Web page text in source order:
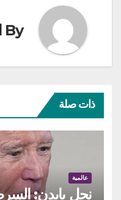
By
ذات صلة
عالمية
نجل بايدن: